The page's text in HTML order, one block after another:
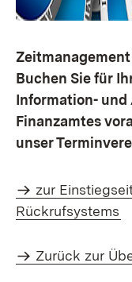
Buchen Sie für
Information-
Finanzamtes
unser
zur
Rückrufsystems
Zurück zur